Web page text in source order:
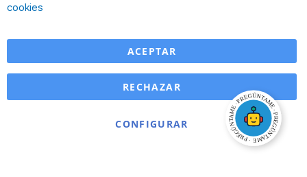
cookies
ACEPTAR
CONFIGURAR
RECHAZAR